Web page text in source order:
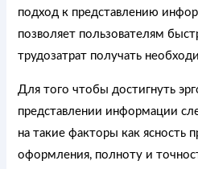
подход к представлению
позволяет пользователям
трудозатрат получать
Для того чтобы достигнуть
представлении информации
на такие факторы как ясность
оформления, полноту и